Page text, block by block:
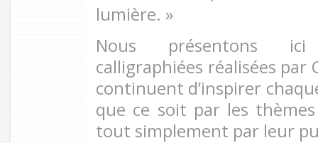
lumière. »
Nous présentons ici
calligraphiées réalisées par
continuent d’inspirer
que ce soit par les
tout simplement par leur